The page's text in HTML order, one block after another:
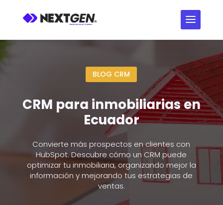
BLOG CRM
CRM para inmobiliarias en
Ecuador
Convierte más prospectos en clientes con
HubSpot. Descubre cómo un CRM puede
optimizar tu inmobiliaria, organizando mejor la
información y mejorando tus estrategias de
ventas.